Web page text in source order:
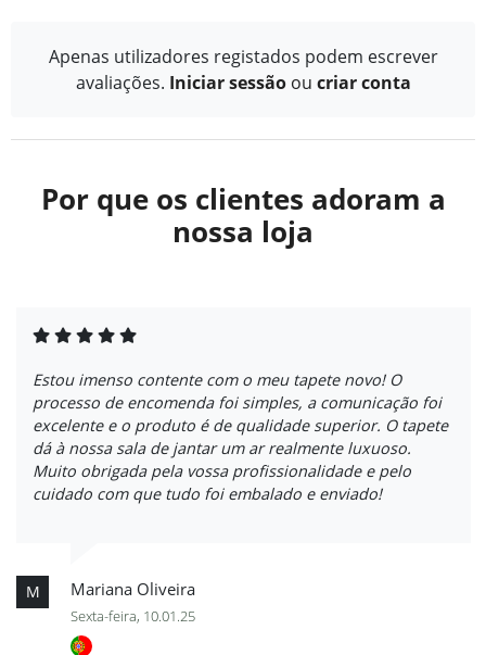
Apenas utilizadores registados podem escrever
avaliações. Iniciar sessão ou criar conta
Por que os clientes adoram a
nossa loja
Estou imenso contente com o meu tapete novo! O
processo de encomenda foi simples, a comunicação foi
excelente e o produto é de qualidade superior. O tapete
dá à nossa sala de jantar um ar realmente luxuoso.
Muito obrigada pela vossa profissionalidade e pelo
cuidado com que tudo foi embalado e enviado!
M Mariana Oliveira
Sexta-feira, 10.01.25